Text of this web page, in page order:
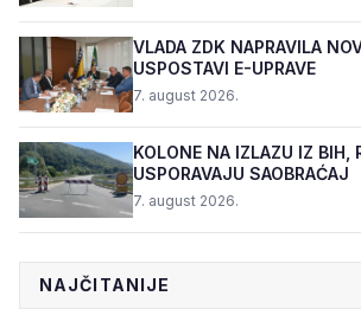
VLADA ZDK NAPRAVILA
USPOSTAVI E-UPRAVE
7. august 2026.
KOLONE NA IZLAZU IZ BIH,
USPORAVAJU SAOBRAĆAJ
7. august 2026.
NAJČITANIJE